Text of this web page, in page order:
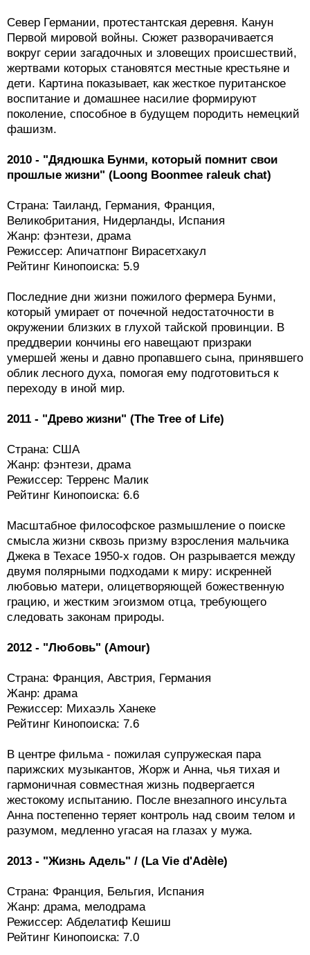
Север Германии, протестантская деревня. Канун
Первой мировой войны. Сюжет разворачивается
вокруг серии загадочных и зловещих происшествий,
жертвами которых становятся местные крестьяне и
дети. Картина показывает, как жесткое пуританское
воспитание и домашнее насилие формируют
поколение, способное в будущем породить немецкий
фашизм.
2010 - "Дядюшка Бунми, который помнит свои
прошлые жизни" (Loong Boonmee raleuk chat)
Страна: Таиланд, Германия, Франция,
Великобритания, Нидерланды, Испания
Жанр: фэнтези, драма
Режиссер: Апичатпонг Вирасетхакул
Рейтинг Кинопоиска: 5.9
Последние дни жизни пожилого фермера Бунми,
который умирает от почечной недостаточности в
окружении близких в глухой тайской провинции. В
преддверии кончины его навещают призраки
умершей жены и давно пропавшего сына, принявшего
облик лесного духа, помогая ему подготовиться к
переходу в иной мир.
2011 - "Древо жизни" (The Tree of Life)
Страна: США
Жанр: фэнтези, драма
Режиссер: Терренс Малик
Рейтинг Кинопоиска: 6.6
Масштабное философское размышление о поиске
смысла жизни сквозь призму взросления мальчика
Джека в Техасе 1950-х годов. Он разрывается между
двумя полярными подходами к миру: искренней
любовью матери, олицетворяющей божественную
грацию, и жестким эгоизмом отца, требующего
следовать законам природы.
2012 - "Любовь" (Amour)
Страна: Франция, Австрия, Германия
Жанр: драма
Режиссер: Михаэль Ханеке
Рейтинг Кинопоиска: 7.6
В центре фильма - пожилая супружеская пара
парижских музыкантов, Жорж и Анна, чья тихая и
гармоничная совместная жизнь подвергается
жестокому испытанию. После внезапного инсульта
Анна постепенно теряет контроль над своим телом и
разумом, медленно угасая на глазах у мужа.
2013 - "Жизнь Адель" / (La Vie d'Adèle)
Страна: Франция, Бельгия, Испания
Жанр: драма, мелодрама
Режиссер: Абделатиф Кешиш
Рейтинг Кинопоиска: 7.0